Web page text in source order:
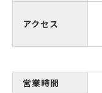
アクセス
営業時間